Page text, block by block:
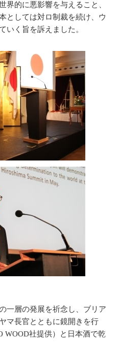
界的に悪影響を与えること、
としては対ロ制裁を続け、ウ
いく旨を訴えました。
一層の発展を祈念し、ブリア
マ長官とともに鏡開きを行
WOOD社提供）と日本酒で乾